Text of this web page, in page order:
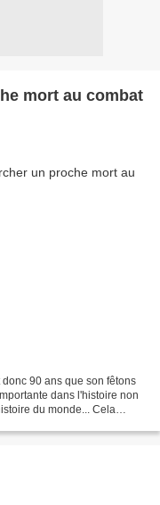
mort au combat
90 ans que son fêtons
dans l'histoire non
du monde... Cela